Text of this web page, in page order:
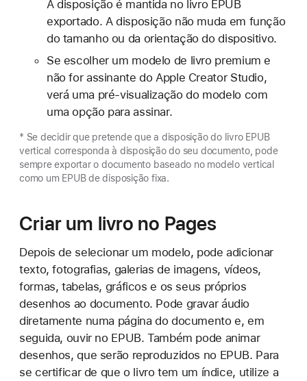
A disposição é mantida no livro EPUB
exportado. A disposição não muda em função
do tamanho ou da orientação do dispositivo.
Se escolher um modelo de livro premium e
não for assinante do Apple Creator Studio,
verá uma pré-visualização do modelo com
uma opção para assinar.
* Se decidir que pretende que a disposição do livro EPUB
vertical corresponda à disposição do seu documento, pode
sempre exportar o documento baseado no modelo vertical
como um EPUB de disposição fixa.
Criar um livro no Pages
Depois de selecionar um modelo, pode adicionar
texto, fotografias, galerias de imagens, vídeos,
formas, tabelas, gráficos e os seus próprios
desenhos ao documento. Pode gravar áudio
diretamente numa página do documento e, em
seguida, ouvir no EPUB. Também pode animar
desenhos, que serão reproduzidos no EPUB. Para
se certificar de que o livro tem um índice, utilize a